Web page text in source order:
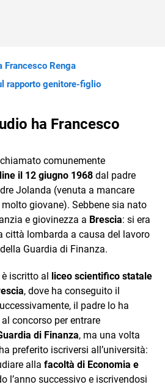
Francesco Renga
rapporto genitore-figlio
ha Francesco
comunemente
il 12 giugno 1968 dal padre
Jolanda (venuta a mancare
giovane). Sebbene sia nato
e giovinezza a Brescia: si era
città lombarda a causa del lavoro
Guardia di Finanza.
iscritto al liceo scientifico statale
, dove ha conseguito il
il padre lo ha
concorso per entrare
di Finanza, ma una volta
preferito iscriversi all’università:
alla facoltà di Economia e
l’anno successivo e iscrivendosi